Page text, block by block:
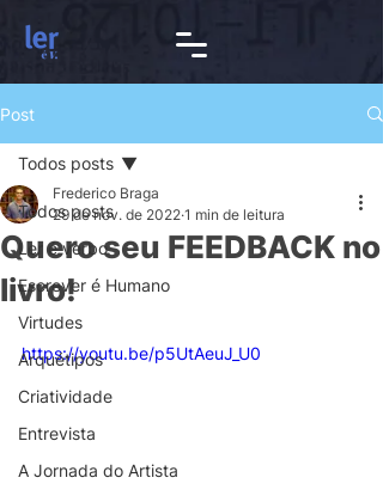
Post
Todos posts
Ler é verbo
Escrever é Humano
Virtudes
Arquétipos
Criatividade
Entrevista
A Jornada do Artista
Todos posts
Quero seu FEEDBACK no
livro!
Frederico Braga
29 de nov. de 2022 1 min de leitura
https://youtu.be/p5UtAeuJ_U0